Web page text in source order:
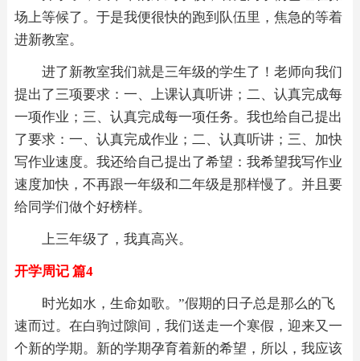
场上等候了。于是我便很快的跑到队伍里，焦急的等着
进新教室。
进了新教室我们就是三年级的学生了！老师向我们
提出了三项要求：一、上课认真听讲；二、认真完成每
一项作业；三、认真完成每一项任务。我也给自己提出
了要求：一、认真完成作业；二、认真听讲；三、加快
写作业速度。我还给自己提出了希望：我希望我写作业
速度加快，不再跟一年级和二年级是那样慢了。并且要
给同学们做个好榜样。
上三年级了，我真高兴。
开学周记 篇4
时光如水，生命如歌。”假期的日子总是那么的飞
速而过。在白驹过隙间，我们送走一个寒假，迎来又一
个新的学期。新的学期孕育着新的希望，所以，我应该